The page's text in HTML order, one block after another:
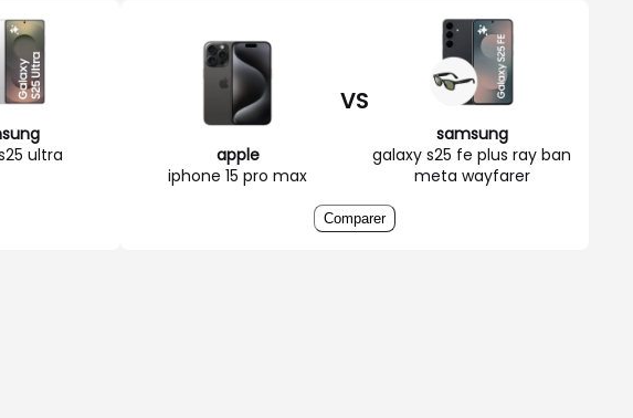
ultra
apple
iphone 15 pro max
VS
samsung
galaxy s25 fe plus ray ban
meta wayfarer
Comparer